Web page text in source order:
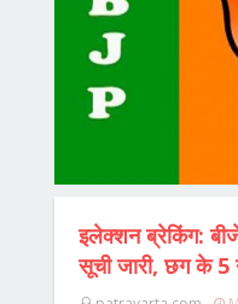
इलेक्शन ब्रेकिंग:
सूची जारी, छग के 5